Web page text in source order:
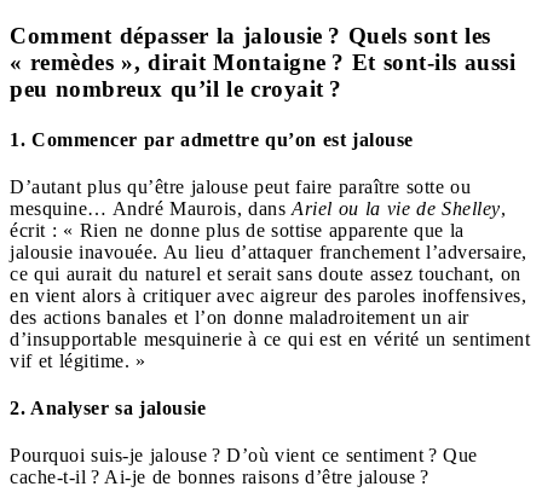
Comment dépasser la jalousie ? Quels sont les
« remèdes », dirait Montaigne ? Et sont-ils aussi
peu nombreux qu’il le croyait ?
1. Commencer par admettre qu’on est jalouse
D’autant plus qu’être jalouse peut faire paraître sotte ou
mesquine… André Maurois, dans Ariel ou la vie de Shelley,
écrit : « Rien ne donne plus de sottise apparente que la
jalousie inavouée. Au lieu d’attaquer franchement l’adversaire,
ce qui aurait du naturel et serait sans doute assez touchant, on
en vient alors à critiquer avec aigreur des paroles inoffensives,
des actions banales et l’on donne maladroitement un air
d’insupportable mesquinerie à ce qui est en vérité un sentiment
vif et légitime. »
2. Analyser sa jalousie
Pourquoi suis-je jalouse ? D’où vient ce sentiment ? Que
cache-t-il ? Ai-je de bonnes raisons d’être jalouse ?